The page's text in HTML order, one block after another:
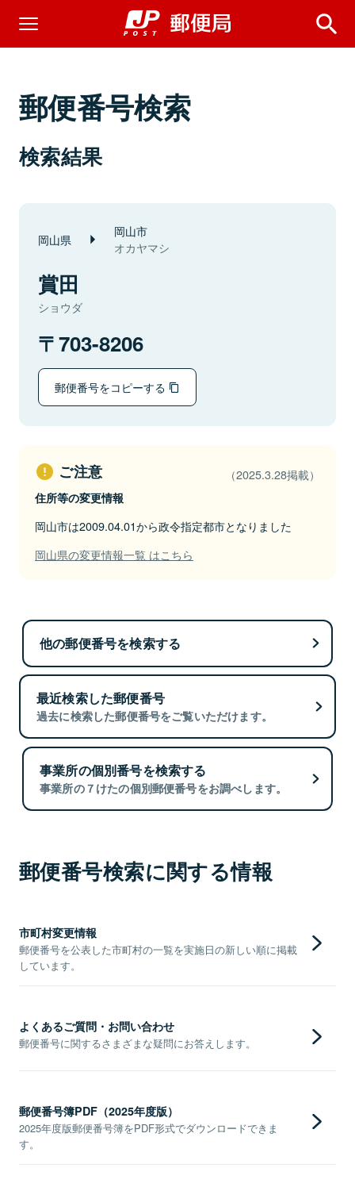
郵便番号検索
検索結果
岡山県 岡山市
オカヤマシ
賞田
ショウダ
703-8206
郵便番号をコピーする
ご注意 （2025.3.28掲載）
住所等の変更情報
岡山市は2009.04.01から政令指定都市となりました
岡山県の変更情報一覧 はこちら
他の郵便番号を検索する
最近検索した郵便番号
過去に検索した郵便番号をご覧いただけます。
事業所の個別番号を検索する
事業所の７けたの個別郵便番号をお調べします。
郵便番号検索に関する情報
市町村変更情報
郵便番号を公表した市町村の一覧を実施日の新しい順に掲載
しています。
よくあるご質問・お問い合わせ
郵便番号に関するさまざまな疑問にお答えします。
郵便番号簿PDF（2025年度版）
2025年度版郵便番号簿をPDF形式でダウンロードできま
す。